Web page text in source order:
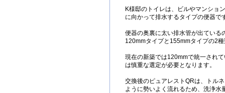
K様邸のトイレは、ビルやマンショ
に向かって排水するタイプの便器で
便器の奥裏に太い排水管が出ている
120mmタイプと155mmタイプの2
現在の新築では120mmで統一され
は慎重な選定が必要となります。
交換後のピュアレストQRは、トル
ように勢いよく流れるため、洗浄水